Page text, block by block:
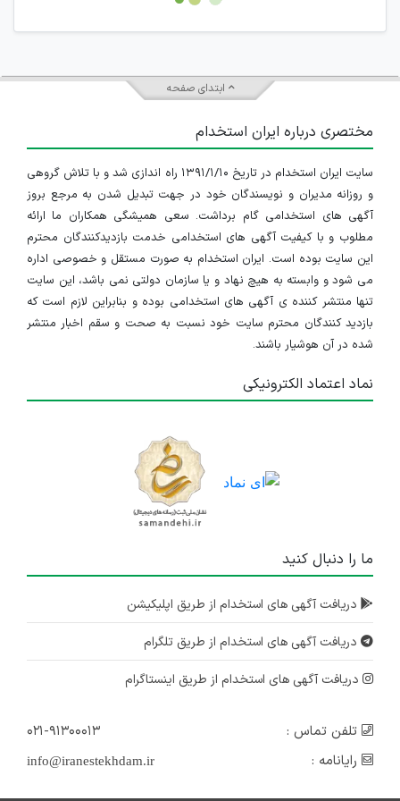
ابتدای صفحه
مختصری درباره ایران استخدام
سایت ایران استخدام در تاریخ ۱۳۹۱/۱/۱۰ راه اندازی شد و با تلاش گروهی
و روزانه مدیران و نویسندگان خود در جهت تبدیل شدن به مرجع بروز
آگهی های استخدامی گام برداشت. سعی همیشگی همکاران ما ارائه
مطلوب و با کیفیت آگهی های استخدامی خدمت بازدیدکنندگان محترم
این سایت بوده است. ایران استخدام به صورت مستقل و خصوصی اداره
می شود و وابسته به هیچ نهاد و یا سازمان دولتی نمی باشد، این سایت
تنها منتشر کننده ی آگهی های استخدامی بوده و بنابراین لازم است که
بازدید کنندگان محترم سایت خود نسبت به صحت و سقم اخبار منتشر
شده در آن هوشیار باشند.
نماد اعتماد الکترونیکی
ما را دنبال کنید
دریافت آگهی های استخدام از طریق اپلیکیشن
دریافت آگهی های استخدام از طریق تلگرام
دریافت آگهی های استخدام از طریق اینستاگرام
تلفن تماس :
۰۲۱-۹۱۳۰۰۰۱۳
رایانامه :
info@iranestekhdam.ir